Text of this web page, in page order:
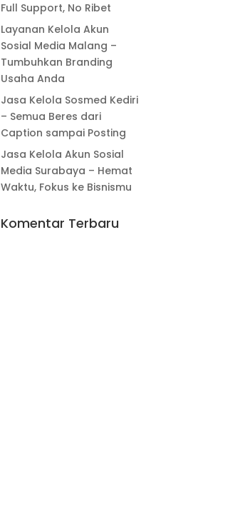
Full Support, No Ribet
Layanan Kelola Akun
Sosial Media Malang –
Tumbuhkan Branding
Usaha Anda
Jasa Kelola Sosmed Kediri
– Semua Beres dari
Caption sampai Posting
Jasa Kelola Akun Sosial
Media Surabaya – Hemat
Waktu, Fokus ke Bisnismu
Komentar Terbaru